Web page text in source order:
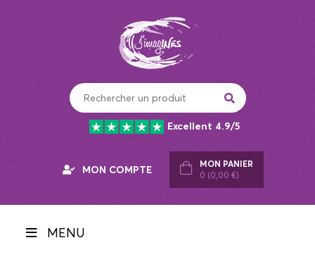
Excellent 4.9/5
MON COMPTE
MON PANIER
0 (0,00 €)
MENU